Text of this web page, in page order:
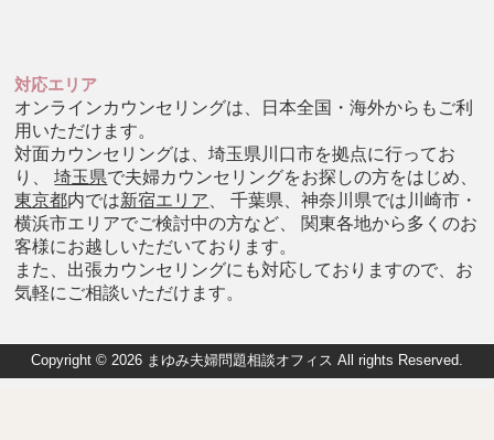
対応エリア
オンラインカウンセリングは、日本全国・海外からもご利
用いただけます。
対面カウンセリングは、埼玉県川口市を拠点に行ってお
り、埼玉県で夫婦カウンセリングをお探しの方をはじめ、
東京都内では新宿エリア、 千葉県、神奈川県では川崎市・
横浜市エリアでご検討中の方など、 関東各地から多くのお
客様にお越しいただいております。
また、出張カウンセリングにも対応しておりますので、お
気軽にご相談いただけます。
Copyright © 2026 まゆみ夫婦問題相談オフィス All rights Reserved.